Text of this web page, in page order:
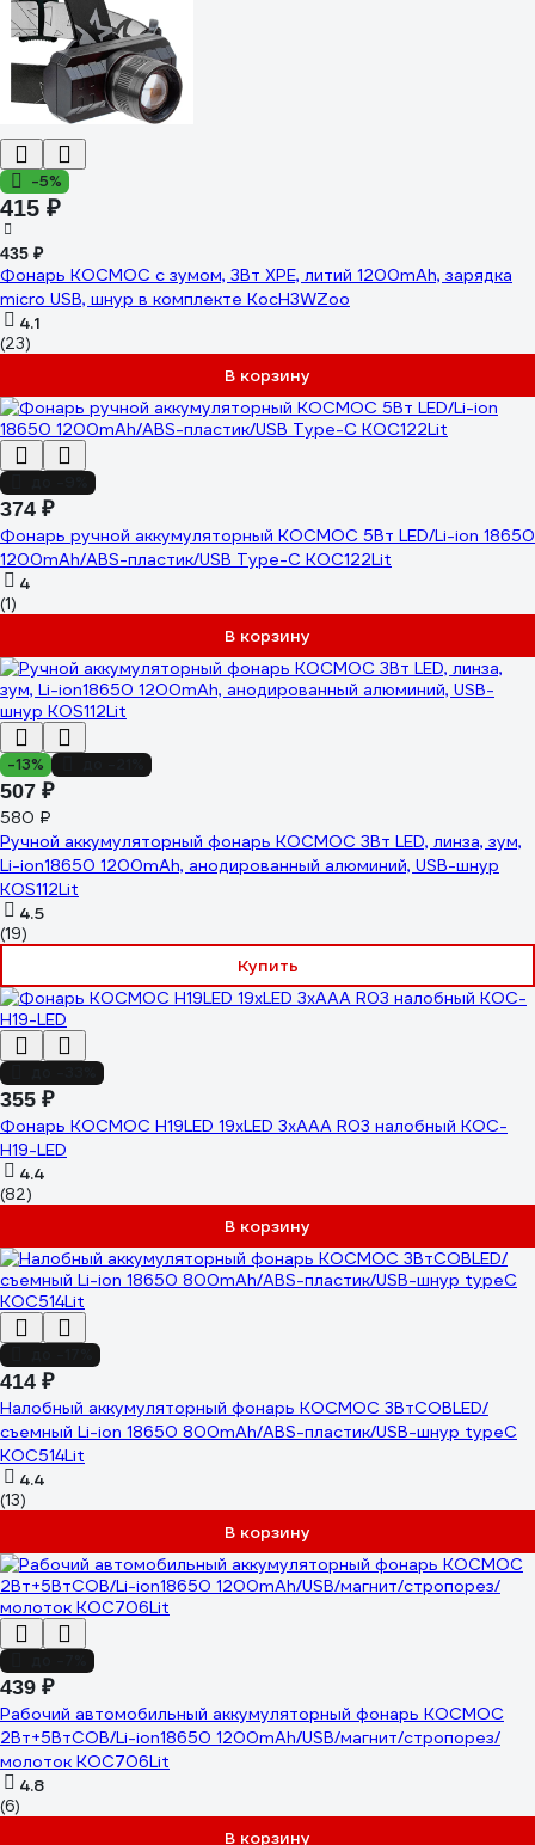
-5%
415 ₽
435 ₽
Фонарь КОСМОС с зумом, 3Вт ХРЕ, литий 1200mAh, зарядка
micro USB, шнур в комплекте KocH3WZoo
4.1
(23)
В корзину
374 ₽
Фонарь ручной аккумуляторный КОСМОС 5Вт LED/Li-ion 18650
1200mAh/ABS-пластик/USB Type-C KOC122Lit
4
(1)
В корзину
-13%
507 ₽
580 ₽
Ручной аккумуляторный фонарь КОСМОС 3Вт LED, линза, зум,
Li-ion18650 1200mAh, анодированный алюминий, USB-шнур
KOS112Lit
4.5
(19)
Купить
355 ₽
Фонарь КОСМОС H19LED 19хLED 3хAAA R03 налобный KOC-
H19-LED
4.4
(82)
В корзину
414 ₽
Налобный аккумуляторный фонарь КОСМОС 3ВтCOBLED/
съемный Li-ion 18650 800mAh/ABS-пластик/USB-шнур typeC
KOC514Lit
4.4
(13)
В корзину
439 ₽
Рабочий автомобильный аккумуляторный фонарь КОСМОС
2Вт+5ВтCOB/Li-ion18650 1200mAh/USB/магнит/стропорез/
молоток KOC706Lit
4.8
(6)
В корзину